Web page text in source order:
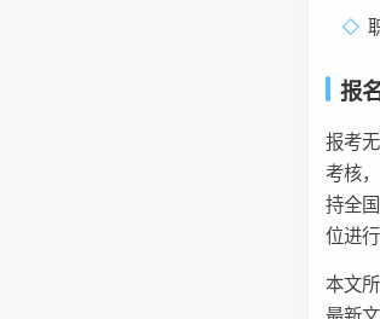
报
报考
考核
持全
位进
本文